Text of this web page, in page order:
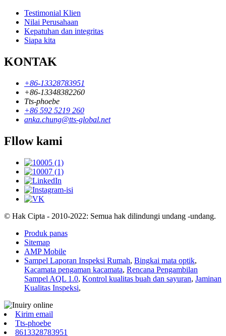
Testimonial Klien
Nilai Perusahaan
Kepatuhan dan integritas
Siapa kita
KONTAK
+86-13328783951
+86-13348382260
Tts-phoebe
+86 592 5219 260
anka.chung@tts-global.net
Fllow kami
© Hak Cipta - 2010-2022: Semua hak dilindungi undang -undang.
Produk panas
Sitemap
AMP Mobile
Sampel Laporan Inspeksi Rumah, Bingkai mata optik,
Kacamata pengaman kacamata, Rencana Pengambilan
Sampel AQL 1.0, Kontrol kualitas buah dan sayuran, Jaminan
Kualitas Inspeksi,
Kirim email
Tts-phoebe
8613328783951